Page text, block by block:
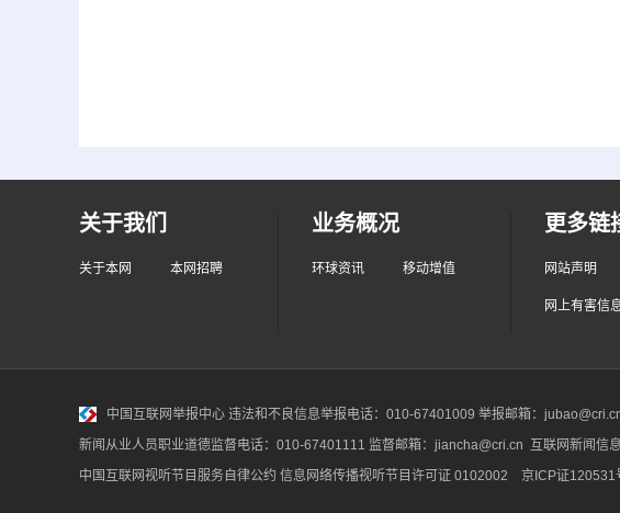
关于我们
关于本网 本网招聘
业务概况
环球资讯 移动增值
更多链
网站声明
网上有害信
中国互联网举报中心 违法和不良信息举报电话：010-67401009 举报邮箱：
新闻从业人员职业道德监督电话：010-67401111 监督邮箱：jiancha@cri.cn 互联网新闻信
中国互联网视听节目服务自律公约 信息网络传播视听节目许可证 0102002 京ICP证